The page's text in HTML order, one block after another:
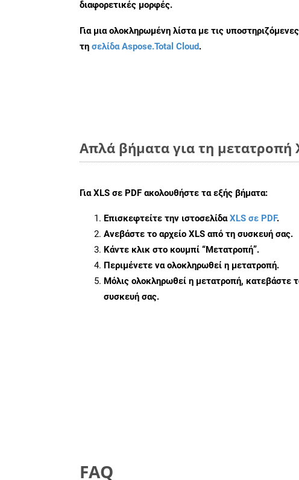
διαφορετικές μορφές.
Για μια ολοκληρωμένη λίστα με τις
τη σελίδα Aspose.Total Cloud.
Απλά βήματα για τη μετατροπή
ΓιαXLS σε PDF ακολουθήστε τα εξής βήματα:
Επισκεφτείτε την ιστοσελίδαXLS σε PDF.
Ανεβάστε το αρχείο XLS από τη συσκευή σας.
Κάντε κλικ στο κουμπί “Μετατροπή”.
Περιμένετε να ολοκληρωθεί η μετατροπή.
Μόλις ολοκληρωθεί η μετατροπή, κατεβάστε
συσκευή σας.
FAQ